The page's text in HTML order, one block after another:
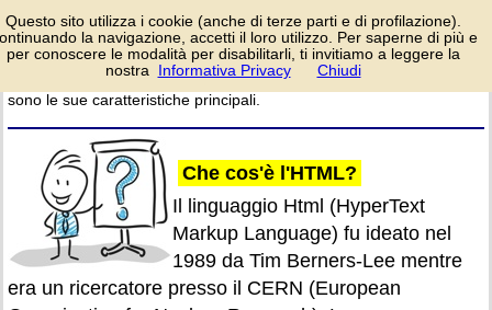
Il linguaggio HTML è
alla base delle pagine
web su cui
navighiamo su Internet.
Vediamo come è nato e quali
sono le sue caratteristiche principali.
Che cos'è l'HTML?
Il linguaggio Html (HyperText
Markup Language) fu ideato nel
1989 da Tim Berners-Lee mentre
era un ricercatore presso il CERN (European
Questo sito utilizza i cookie (anche di terze parti e di profilazione).
la navigazione, accetti il loro utilizzo. Per saperne di più e
per conoscere le modalità per disabilitarli, ti invitiamo a leggere la
nostra
Informativa Privacy Chiudi